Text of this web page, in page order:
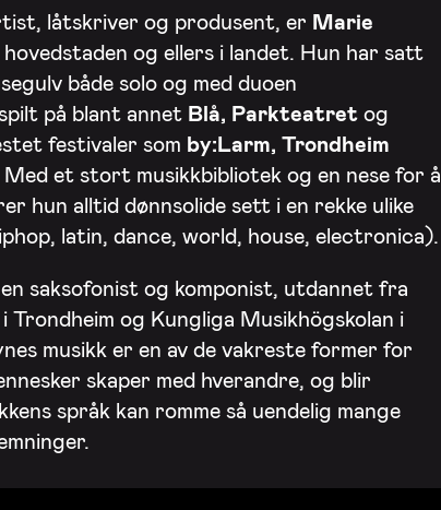
låtskriver og produsent, er Marie
og ellers i landet. Hun har satt
både solo og med duoen
på blant annet Blå, Parkteatret og
festivaler som by:Larm, Trondheim
. Med et stort musikkbibliotek og en nese for å
hun alltid dønnsolide sett i en rekke ulike
latin, dance, world, house, electronica).
saksofonist og komponist, utdannet fra
Trondheim og Kungliga Musikhögskolan i
musikk er en av de vakreste former for
skaper med hverandre, og blir
språk kan romme så uendelig mange